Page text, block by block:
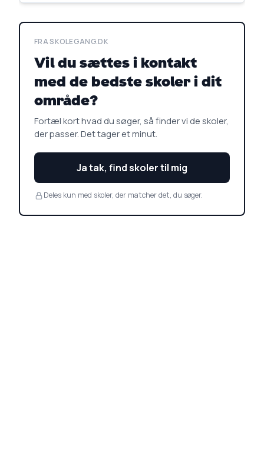
FRA SKOLEGANG.DK
Vil du sættes i kontakt
med de bedste skoler i dit
område?
Fortæl kort hvad du søger, så finder vi de skoler,
der passer. Det tager et minut.
Ja tak, find skoler til mig
Deles kun med skoler, der matcher det, du søger.